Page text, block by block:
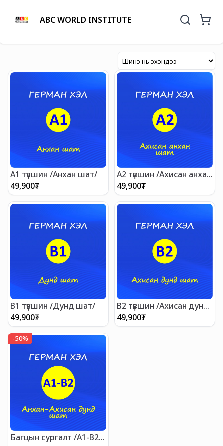
ABC WORLD INSTITUTE
А1 түвшин /Анхан шат/
49,900₮
А2 түвшин /Ахисан анхан
шат/
49,900₮
B1 түвшин /Дунд шат/
49,900₮
B2 түвшин /Ахисан дунд
шат/
49,900₮
-50%
Багцын сургалт /А1-В2